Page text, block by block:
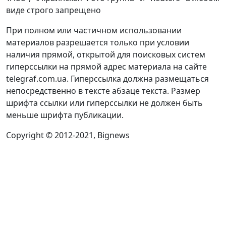
виде строго запрещено
При полном или частичном использовании
материалов разрешается только при условии
наличия прямой, открытой для поисковых систем
гиперссылки на прямой адрес материала на сайте
telegraf.com.ua. Гиперссылка должна размещаться
непосредственно в тексте абзаце текста. Размер
шрифта ссылки или гиперссылки не должен быть
меньше шрифта публикации.
Copyright © 2012-2021, Bignews